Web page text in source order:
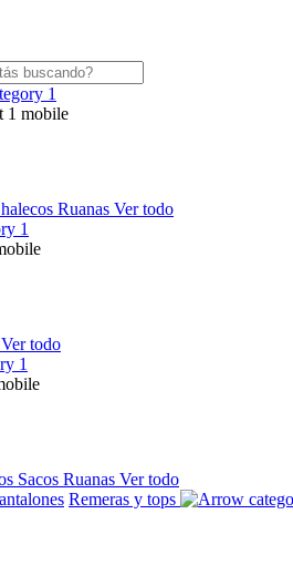
Ruanas Ver todo
Ver todo
Sacos Ruanas Ver todo
Remeras y tops